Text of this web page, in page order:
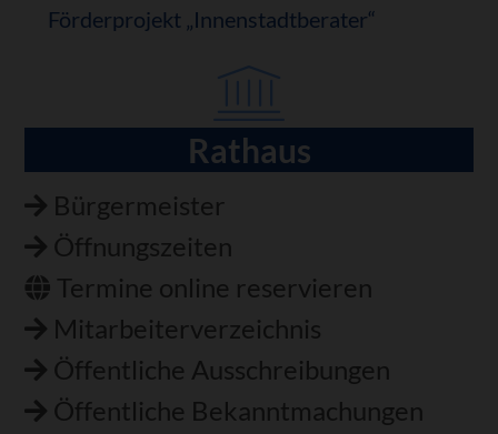
Förderprojekt „Innenstadtberater“
Rathaus
Bürgermeister
Öffnungszeiten
Termine online reservieren
Mitarbeiterverzeichnis
Öffentliche Ausschreibungen
Öffentliche Bekanntmachungen